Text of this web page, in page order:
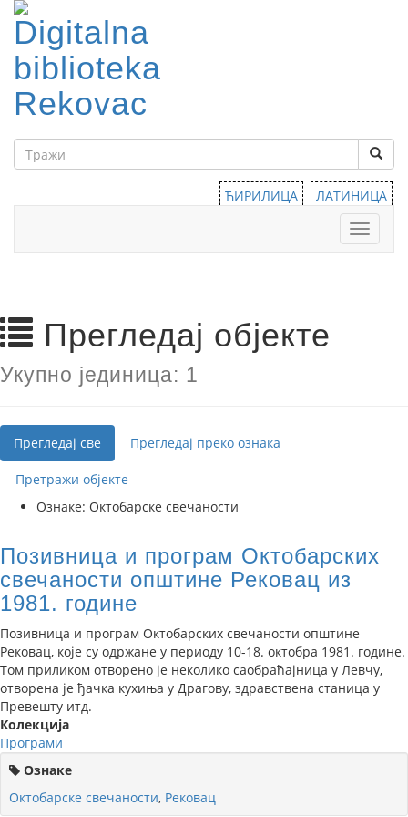
ЋИРИЛИЦА
ЛАТИНИЦА
Тоггле
Прегледај објекте
Укупно јединица: 1
Прегледај све Прегледај преко ознака
Претражи објекте
Ознаке: Октобарске свечаности
Позивница и програм Октобарских
свечаности општине Рековац из
1981. године
Позивница и програм Октобарских свечаности општине
Рековац, које су одржане у периоду 10-18. октобра 1981. године.
Том приликом отворено је неколико саобраћајница у Левчу,
отворена је ђачка кухиња у Драгову, здравствена станица у
Превешту итд.
Колекција
Програми
Ознаке
Октобарске свечаности, Рековац